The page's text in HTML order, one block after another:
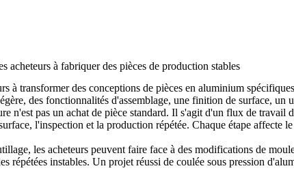
acheteurs à fabriquer des pièces de production stables
à transformer des conceptions de pièces en aluminium
des fonctionnalités d'assemblage, une finition de surface,
n'est pas un achat de pièce standard. Il s'agit d'un flux de
l'inspection et la production répétée. Chaque étape affecte
les acheteurs peuvent faire face à des modifications de
répétées instables. Un projet réussi de coulée sous pression